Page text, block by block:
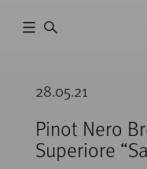
28.05.21
Pinot Nero
Superiore